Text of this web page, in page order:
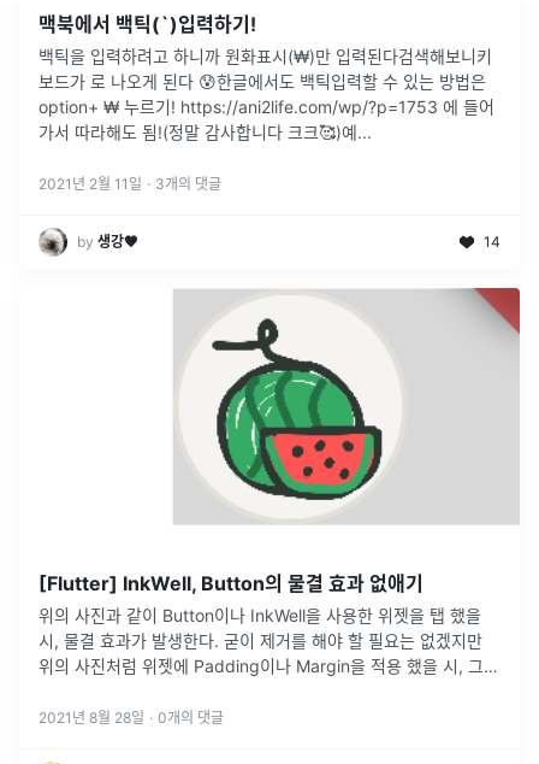
맥북에서 백틱(`)입력하기!
백틱을 입력하려고 하니까 원화표시(₩)만 입력된다검색해보니키
보드가 로 나오게 된다 😰한글에서도 백틱입력할 수 있는 방법은
option+ ₩ 누르기! https://ani2life.com/wp/?p=1753 에 들어
가서 따라해도 됨!(정말 감사합니다 크크🥰)예...
2021년 2월 11일 · 3개의 댓글
by 생강🖤 14
[Flutter] InkWell, Button의 물결 효과 없애기
위의 사진과 같이 Button이나 InkWell을 사용한 위젯을 탭 했을
시, 물결 효과가 발생한다. 굳이 제거를 해야 할 필요는 없겠지만
위의 사진처럼 위젯에 Padding이나 Margin을 적용 했을 시, 그
2021년 8월 28일 · 0개의 댓글